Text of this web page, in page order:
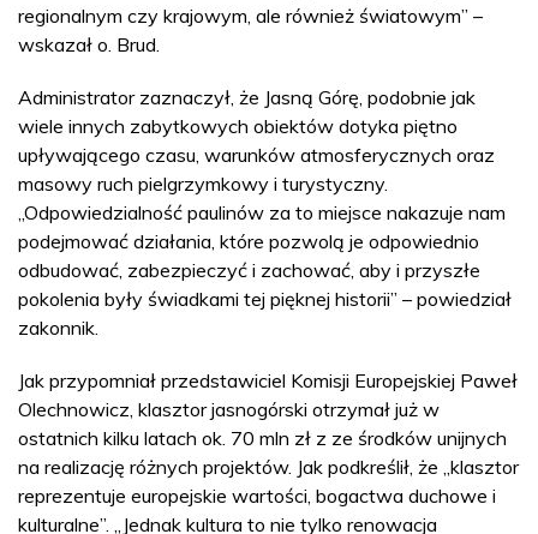
regionalnym czy krajowym, ale również światowym” –
wskazał o. Brud.
Administrator zaznaczył, że Jasną Górę, podobnie jak
wiele innych zabytkowych obiektów dotyka piętno
upływającego czasu, warunków atmosferycznych oraz
masowy ruch pielgrzymkowy i turystyczny.
„Odpowiedzialność paulinów za to miejsce nakazuje nam
podejmować działania, które pozwolą je odpowiednio
odbudować, zabezpieczyć i zachować, aby i przyszłe
pokolenia były świadkami tej pięknej historii” – powiedział
zakonnik.
Jak przypomniał przedstawiciel Komisji Europejskiej Paweł
Olechnowicz, klasztor jasnogórski otrzymał już w
ostatnich kilku latach ok. 70 mln zł z ze środków unijnych
na realizację różnych projektów. Jak podkreślił, że „klasztor
reprezentuje europejskie wartości, bogactwa duchowe i
kulturalne”. „Jednak kultura to nie tylko renowacja